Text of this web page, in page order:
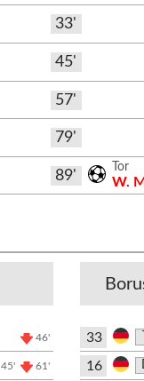
33'
45'
57'
79'
89'
Tor
W.
46'
45' 61'
33
16